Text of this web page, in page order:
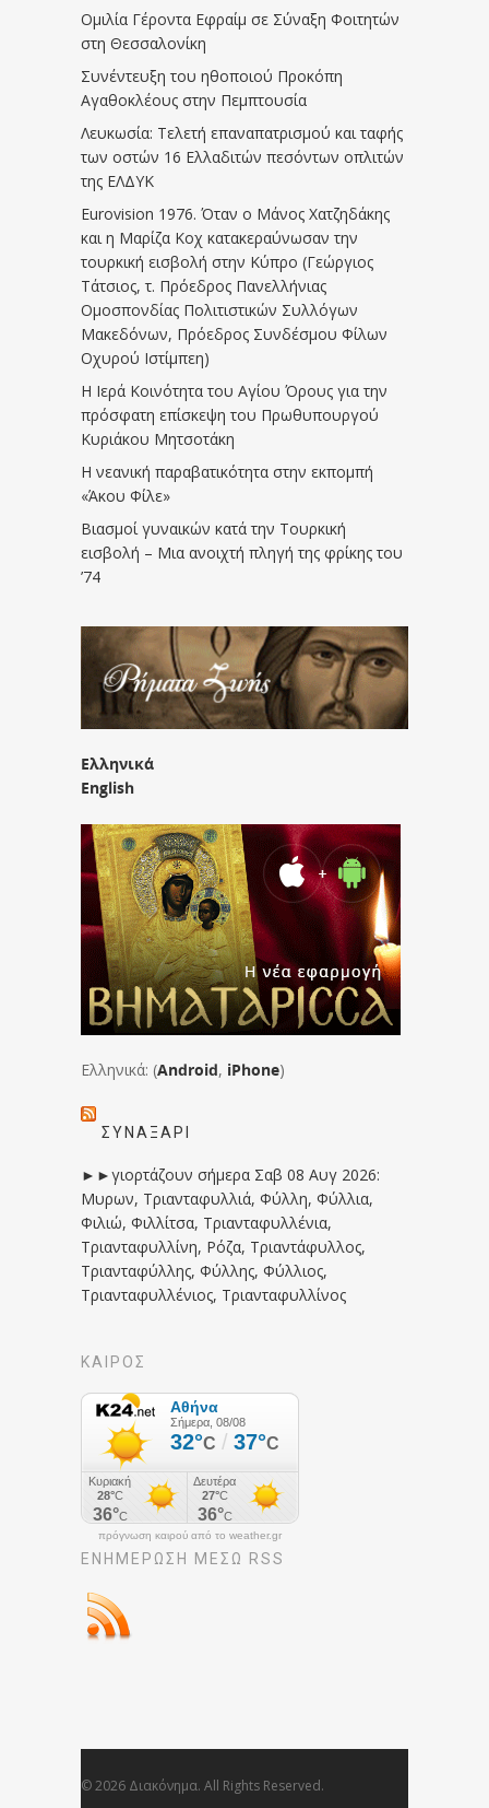
Ομιλία Γέροντα Εφραίμ σε Σύναξη Φοιτητών
στη Θεσσαλονίκη
Συνέντευξη του ηθοποιού Προκόπη
Αγαθοκλέους στην Πεμπτουσία
Λευκωσία: Τελετή επαναπατρισμού και ταφής
των οστών 16 Ελλαδιτών πεσόντων οπλιτών
της ΕΛΔΥΚ
Eurovision 1976. Όταν ο Μάνος Χατζηδάκης
και η Μαρίζα Κοχ κατακεραύνωσαν την
τουρκική εισβολή στην Κύπρο (Γεώργιος
Τάτσιος, τ. Πρόεδρος Πανελλήνιας
Ομοσπονδίας Πολιτιστικών Συλλόγων
Μακεδόνων, Πρόεδρος Συνδέσμου Φίλων
Οχυρού Ιστίμπεη)
Η Ιερά Κοινότητα του Αγίου Όρους για την
πρόσφατη επίσκεψη του Πρωθυπουργού
Κυριάκου Μητσοτάκη
Η νεανική παραβατικότητα στην εκπομπή
«Άκου Φίλε»
Βιασμοί γυναικών κατά την Τουρκική
εισβολή – Μια ανοιχτή πληγή της φρίκης του
’74
Ελληνικά
English
Ελληνικά: (Android, iPhone)
ΣΥΝΑΞΆΡΙ
►►γιορτάζουν σήμερα Σαβ 08 Αυγ 2026:
Μυρων, Τριανταφυλλιά, Φύλλη, Φύλλια,
Φιλιώ, Φιλλίτσα, Τριανταφυλλένια,
Τριανταφυλλίνη, Ρόζα, Τριαντάφυλλος,
Τριανταφύλλης, Φύλλης, Φύλλιος,
Τριανταφυλλένιος, Τριανταφυλλίνος
ΚΑΙΡΟΣ
πρόγνωση καιρού από το weather.gr
ΕΝΗΜΈΡΩΣΉ ΜΕΣΩ RSS
© 2026 Διακόνημα. All Rights Reserved.